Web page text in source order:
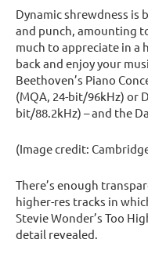
Dynamic shrewdness is
and punch, amounting
much to appreciate in a
back and enjoy your
Beethoven’s Piano
(MQA, 24-bit/96kHz) or
bit/88.2kHz) – and the
(Image credit:
There’s enough
higher-res tracks in
Stevie Wonder’s Too
detail revealed.